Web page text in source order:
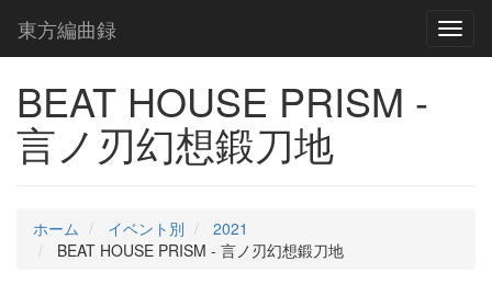
東方編曲録
BEAT HOUSE PRISM -
言ノ刃幻想鍛刀地
ホーム イベント別
2021
BEAT HOUSE PRISM - 言ノ刃幻想鍛刀地